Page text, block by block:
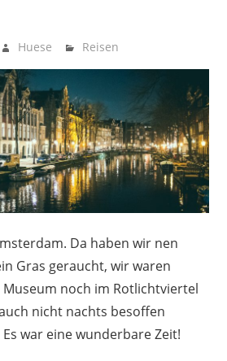
Huese Reisen
Da haben wir nen
Gras geraucht, wir waren
noch im Rotlichtviertel
nicht nachts besoffen
war eine wunderbare Zeit!